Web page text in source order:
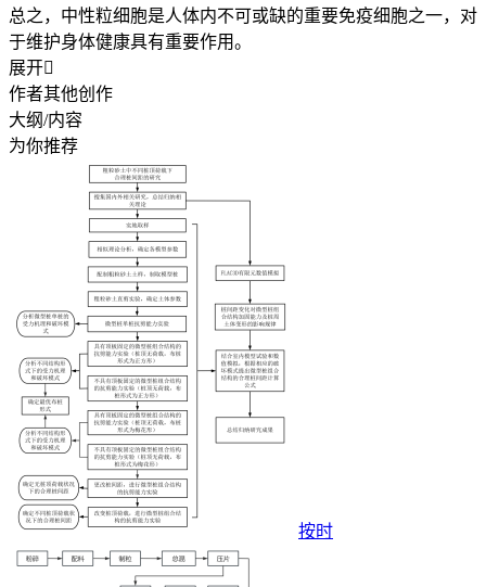
总之，中性粒细胞是人体内不可或缺的重要免疫细胞之一，对
于维护身体健康具有重要作用。
展开
作者其他创作
大纲/内容
为你推荐
按时